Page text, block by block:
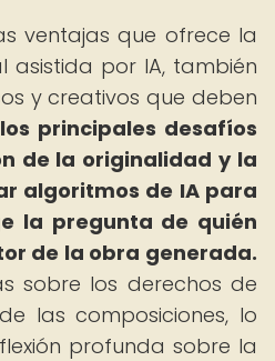
ventajas que ofrece la
asistida por IA, también
y creativos que deben
principales desafíos
de la originalidad y la
algoritmos de IA para
la pregunta de quién
de la obra generada.
sobre los derechos de
las composiciones, lo
profunda sobre la